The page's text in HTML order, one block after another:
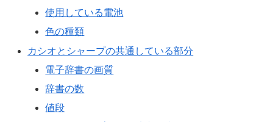
使用している電池
色の種類
カシオとシャープの共通している部分
電子辞書の画質
辞書の数
値段